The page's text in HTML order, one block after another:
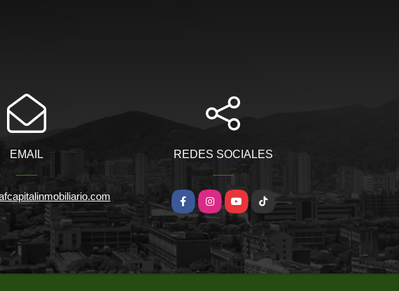
EMAIL REDES SOCIALES
FacebookInstagramYouTube
TikTok